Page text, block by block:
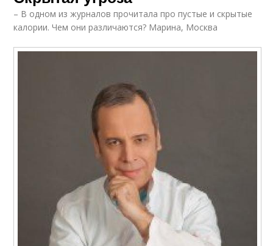
– В одном из журналов прочитала про пустые и скрытые
калории. Чем они различаются? Марина, Москва